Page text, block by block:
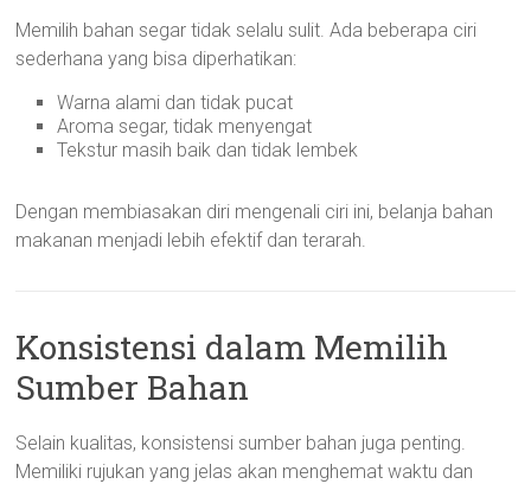
Memilih bahan segar tidak selalu sulit. Ada beberapa ciri
sederhana yang bisa diperhatikan:
Warna alami dan tidak pucat
Aroma segar, tidak menyengat
Tekstur masih baik dan tidak lembek
Dengan membiasakan diri mengenali ciri ini, belanja bahan
makanan menjadi lebih efektif dan terarah.
Konsistensi dalam Memilih
Sumber Bahan
Selain kualitas, konsistensi sumber bahan juga penting.
Memiliki rujukan yang jelas akan menghemat waktu dan